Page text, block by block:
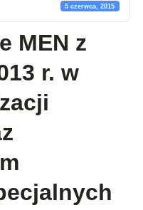
5 czerwca, 2015
MEN z
r. w